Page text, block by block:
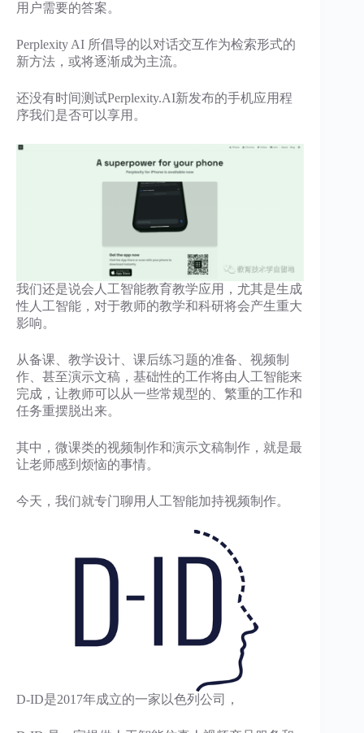
用户需要的答案。
Perplexity AI 所倡导的以对话交互作为检索形式的
新方法，或将逐渐成为主流。
还没有时间测试Perplexity.AI新发布的手机应用程
序我们是否可以享用。
我们还是说会人工智能教育教学应用，尤其是生成
性人工智能，对于教师的教学和科研将会产生重大
影响。
从备课、教学设计、课后练习题的准备、视频制
作、甚至演示文稿，基础性的工作将由人工智能来
完成，让教师可以从一些常规型的、繁重的工作和
任务重摆脱出来。
其中，微课类的视频制作和演示文稿制作，就是最
让老师感到烦恼的事情。
今天，我们就专门聊用人工智能加持视频制作。
D-ID是2017年成立的一家以色列公司，